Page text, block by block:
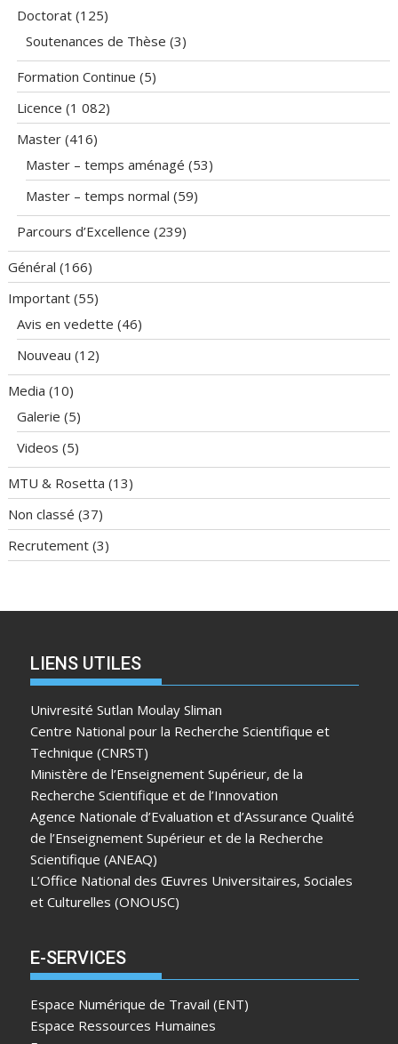
Doctorat (125)
Soutenances de Thèse (3)
Formation Continue (5)
Licence (1 082)
Master (416)
Master – temps aménagé (53)
Master – temps normal (59)
Parcours d’Excellence (239)
Général (166)
Important (55)
Avis en vedette (46)
Nouveau (12)
Media (10)
Galerie (5)
Videos (5)
MTU & Rosetta (13)
Non classé (37)
Recrutement (3)
LIENS UTILES
Univresité Sutlan Moulay Sliman
Centre National pour la Recherche Scientifique et
Technique (CNRST)
Ministère de l’Enseignement Supérieur, de la
Recherche Scientifique et de l’Innovation
Agence Nationale d’Evaluation et d’Assurance Qualité
de l’Enseignement Supérieur et de la Recherche
Scientifique (ANEAQ)
L’Office National des Œuvres Universitaires, Sociales
et Culturelles (ONOUSC)
E-SERVICES
Espace Numérique de Travail (ENT)
Espace Ressources Humaines